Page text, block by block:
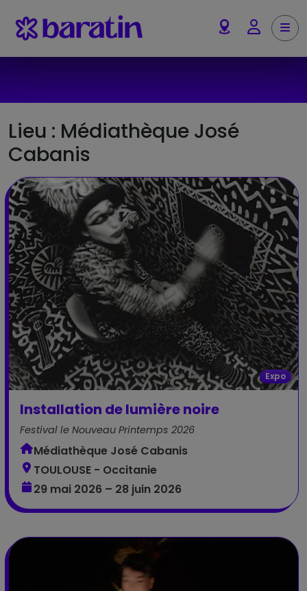
Account
Lieu : Médiathèque José
Cabanis
Expo
Installation de lumière noire
Festival le Nouveau Printemps 2026
Médiathèque José Cabanis
TOULOUSE - Occitanie
29 mai 2026 – 28 juin 2026